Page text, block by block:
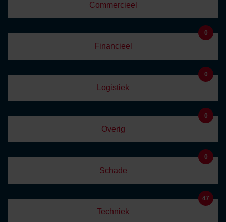
Commercieel
Financieel
0
Logistiek
0
Overig
0
Schade
0
Techniek
47